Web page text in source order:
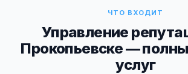
ЧТО ВХОДИТ
Управление
Прокопьевске —
услуг